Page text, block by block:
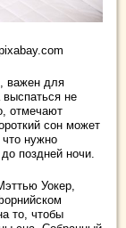
важен для
не
отмечают
сон может
что нужно
поздней ночи.
Уокер,
то, чтобы